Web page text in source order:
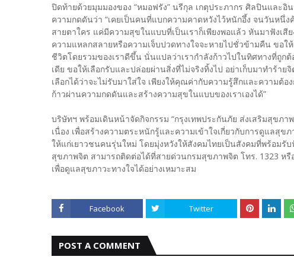
ปิดท้ายด้วยมุมมองของ “หมอฟรัง” นรีกุล เกตุประภากร ศิลปินและ
ความกดดันว่า “เคยเป็นคนที่แบกความคาดหวังไว้หนักอึ้ง
สายตาใคร แค่มีความสุขในแบบที่เป็นเราก็เพียงพอแล้ว หันมาฟังเ
ความแหลกสลายหรือความเจ็บปวดทางใจจะหายไปชั่วข้ามคืน ขอใ
ชีวิตโดยรวมของเราดีขึ้น นั่นแปลว่าเรากำลังก้าวไปในทิศทางที่ถู
เดีย ขอให้เลือกรับและปล่อยผ่านสิ่งที่ไม่จริงทิ้งไป อย่าเก็บมาทำร้า
เลือกได้ว่าจะไม่รับมาใส่ใจ เพียงให้คุณค่ากับความรู้สึกและความต้
ก้าวผ่านความกดดันและสร้างความสุขในแบบของเราเองได้”
บริษัทฯ พร้อมเดินหน้าจัดกิจกรรม “กรุงเทพประกันภัย ส่งเสริมสุขภา
เนื่อง เพื่อสร้างความตระหนักรู้และความเข้าใจเกี่ยวกับการดูแลสุ
ให้แก่เยาวชนคนรุ่นใหม่ โดยมุ่งหวังให้สังคมไทยเป็นสังคมที่พร้อม
สุขภาพจิต สามารถติดต่อได้ที่สายด่วนกรมสุขภาพจิต โทร. 1323
เพื่อดูแลสุขภาวะทางใจได้อย่างเหมาะสม
Facebook Twitter
POST A COMMENT